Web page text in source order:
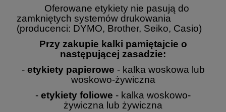
Oferowane etykiety nie pasują do
zamkniętych systemów drukowania
(producenci: DYMO, Brother, Seiko, Casio)
Przy zakupie kalki pamiętajcie o
następującej zasadzie:
- etykiety papierowe - kalka woskowa lub
woskowo-żywiczna
- etykiety foliowe - kalka woskowo-
żywiczna lub żywiczna